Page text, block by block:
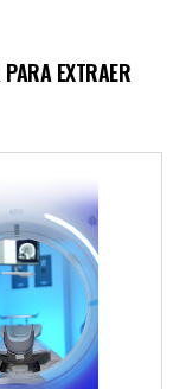
EXTRAER